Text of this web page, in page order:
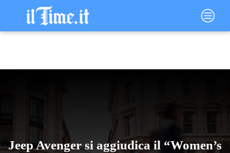
contenuto
Main
Menu
Jeep Avenger si aggiudica il “Women’s